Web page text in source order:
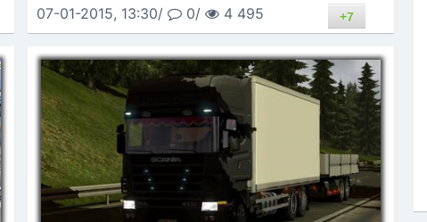
07-01-2015, 13:30/ 0/ 4 495 +7